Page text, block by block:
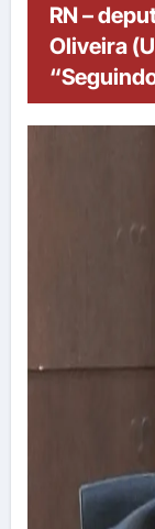
RN –
Oliveira